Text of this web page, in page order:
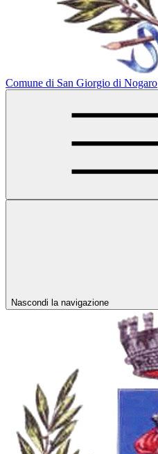
Comune di San Giorgio di Nogaro
Nascondi la navigazione